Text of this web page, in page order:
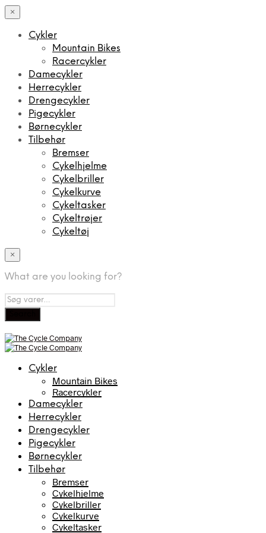
×
Cykler
Mountain Bikes
Racercykler
Damecykler
Herrecykler
Drengecykler
Pigecykler
Børnecykler
Tilbehør
Bremser
Cykelhjelme
Cykelbriller
Cykelkurve
Cykeltasker
Cykeltrøjer
Cykeltøj
×
What are you looking for?
Cykler
Mountain Bikes
Racercykler
Damecykler
Herrecykler
Drengecykler
Pigecykler
Børnecykler
Tilbehør
Bremser
Cykelhjelme
Cykelbriller
Cykelkurve
Cykeltasker